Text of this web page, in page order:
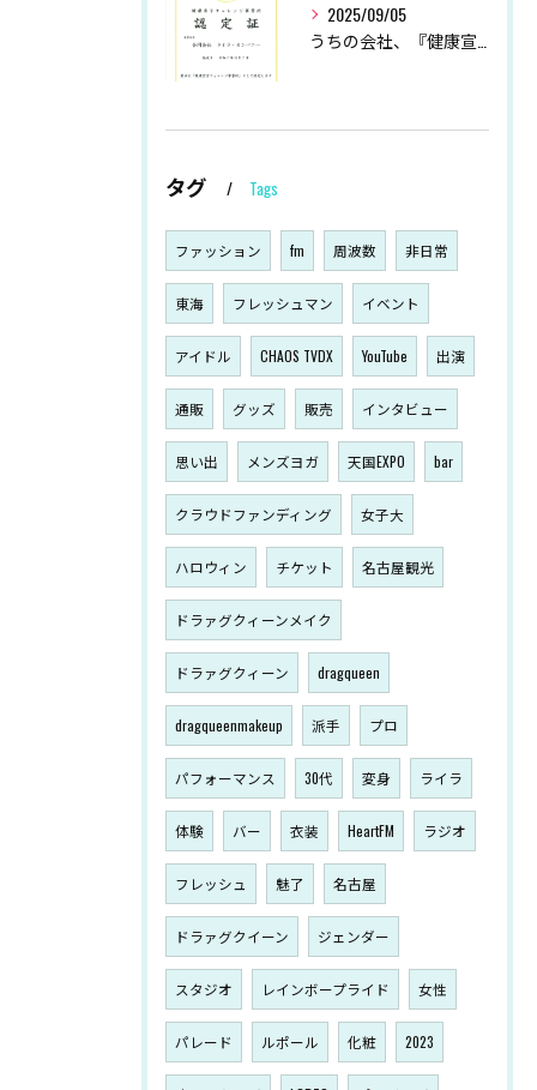
2025/09/05
タグ Tags
ファッション fm 周波数 非日常
東海 フレッシュマン イベント
アイドル CHAOS TVDX YouTube 出演
通販 グッズ 販売 インタビュー
思い出 メンズヨガ 天国EXPO bar
クラウドファンディング 女子大
ハロウィン チケット 名古屋観光
ドラァグクィーンメイク
ドラァグクィーン dragqueen
dragqueenmakeup 派手 プロ
パフォーマンス 30代 変身 ライラ
体験 バー 衣装 HeartFM ラジオ
フレッシュ 魅了 名古屋
ドラァグクイーン ジェンダー
スタジオ レインボープライド 女性
パレード ルポール 化粧 2023